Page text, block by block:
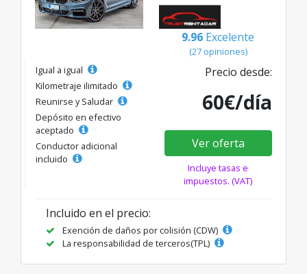
9.96 Excelente
(27 opiniones)
Igual a igual
Kilometraje ilimitado
Reunirse y Saludar
Depósito en efectivo
aceptado
Conductor adicional
incluido
Precio desde:
60€/día
Ver oferta
Incluye tasas e
impuestos. (VAT)
Incluido en el precio:
Exención de daños por colisión (CDW)
La responsabilidad de terceros(TPL)